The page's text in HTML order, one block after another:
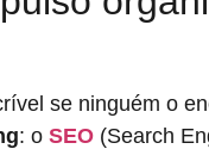
se ninguém o
: o SEO (Search